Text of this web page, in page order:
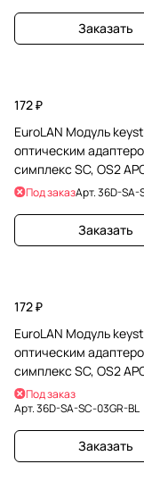
Заказать
172 ₽
EuroLAN Модуль
оптическим
симплекс SC, OS2
фактор keystone
Под заказАрт.36D-SA-
Заказать
172 ₽
EuroLAN Модуль
оптическим
симплекс SC, OS2
фактор keystone
адаптер зеленый
Под заказ
Арт.36D-SA-SC-03GR-BL
Заказать